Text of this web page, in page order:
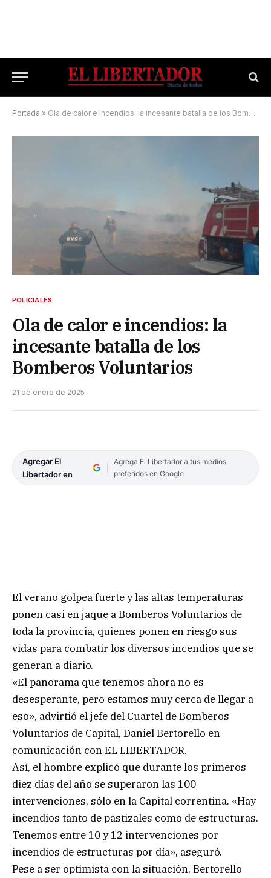
Portada » Ola de calor e incendios: la incesante batalla de los Bomberos Voluntarios
POLICIALES
Ola de calor e incendios: la
incesante batalla de los
Bomberos Voluntarios
21 de enero de 2025
Agregar El
Libertador en
Agrega El Libertador a tus medios
preferidos en Google
El verano golpea fuerte y las altas temperaturas
ponen casi en jaque a Bomberos Voluntarios de
toda la provincia, quienes ponen en riesgo sus
vidas para combatir los diversos incendios que se
generan a diario.
«El panorama que tenemos ahora no es
desesperante, pero estamos muy cerca de llegar a
eso», advirtió el jefe del Cuartel de Bomberos
Voluntarios de Capital, Daniel Bertorello en
comunicación con EL LIBERTADOR.
Así, el hombre explicó que durante los primeros
diez días del año se superaron las 100
intervenciones, sólo en la Capital correntina. «Hay
incendios tanto de pastizales como de estructuras.
Tenemos entre 10 y 12 intervenciones por
incendios de estructuras por día», aseguró.
Pese a ser optimista con la situación, Bertorello